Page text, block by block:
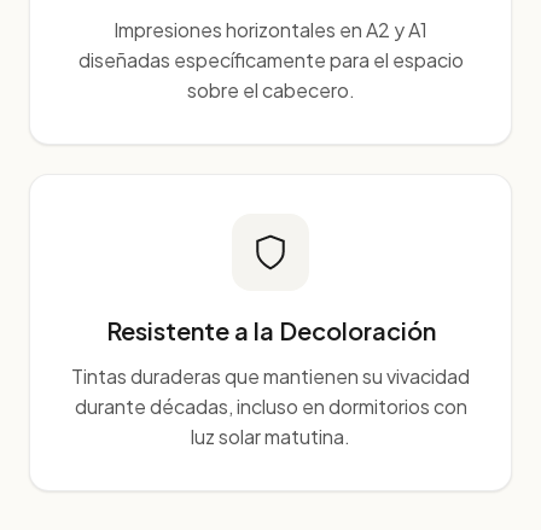
Impresiones horizontales en A2 y A1
diseñadas específicamente para el espacio
sobre el cabecero.
Resistente a la Decoloración
Tintas duraderas que mantienen su vivacidad
durante décadas, incluso en dormitorios con
luz solar matutina.